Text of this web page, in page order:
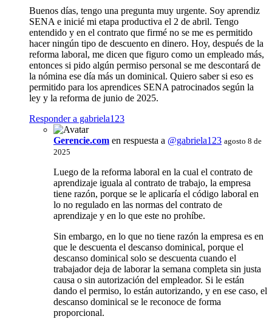
Buenos días, tengo una pregunta muy urgente. Soy aprendiz
SENA e inicié mi etapa productiva el 2 de abril. Tengo
entendido y en el contrato que firmé no se me es permitido
hacer ningún tipo de descuento en dinero. Hoy, después de la
reforma laboral, me dicen que figuro como un empleado más,
entonces si pido algún permiso personal se me descontará de
la nómina ese día más un dominical. Quiero saber si eso es
permitido para los aprendices SENA patrocinados según la
ley y la reforma de junio de 2025.
Responder a gabriela123
Gerencie.com en respuesta a @gabriela123 agosto 8 de
2025
Luego de la reforma laboral en la cual el contrato de
aprendizaje iguala al contrato de trabajo, la empresa
tiene razón, porque se le aplicaría el código laboral en
lo no regulado en las normas del contrato de
aprendizaje y en lo que este no prohíbe.
Sin embargo, en lo que no tiene razón la empresa es en
que le descuenta el descanso dominical, porque el
descanso dominical solo se descuenta cuando el
trabajador deja de laborar la semana completa sin justa
causa o sin autorización del empleador. Si le están
dando el permiso, lo están autorizando, y en ese caso, el
descanso dominical se le reconoce de forma
proporcional.